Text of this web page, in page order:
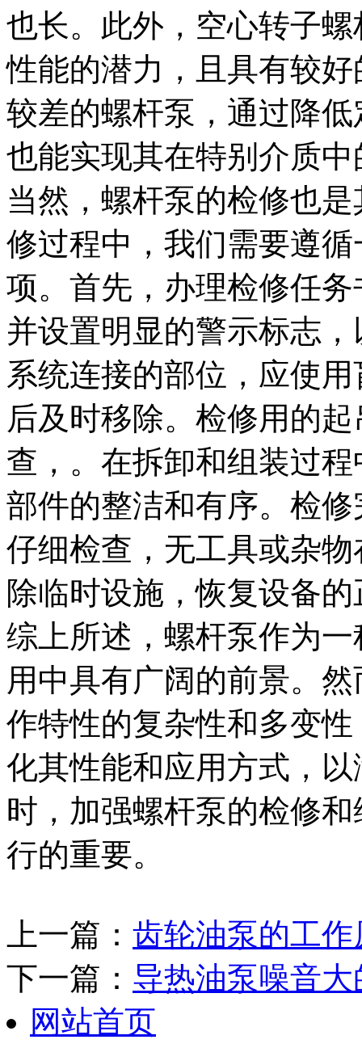
也长。此外，空心转子
性能的潜力，且具有较
较差的螺杆泵，通过降
也能实现其在特别介质
当然，螺杆泵的检修也
修过程中，我们需要遵
项。首先，办理检修任
并设置明显的警示标志
系统连接的部位，应使
后及时移除。检修用的
查，。在拆卸和组装过
部件的整洁和有序。检
仔细检查，无工具或杂
除临时设施，恢复设备
综上所述，螺杆泵作为
用中具有广阔的前景。
作特性的复杂性和多变
化其性能和应用方式，
时，加强螺杆泵的检修
行的重要。
上一篇： 齿轮油泵的工
下一篇： 导热油泵噪音
网站首页